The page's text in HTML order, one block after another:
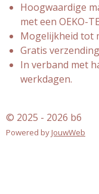
Hoogwaardige
met een OEKO-
Mogelijkheid tot
Gratis
In verband met
werkdagen.
© 2025 - 2026 b6
Powered byJouwWeb